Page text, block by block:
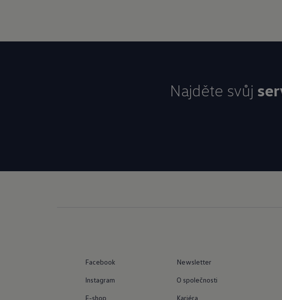
Najděte svůj
Facebook
Instagram
E-shop
Newsletter
O společnosti
Kariéra